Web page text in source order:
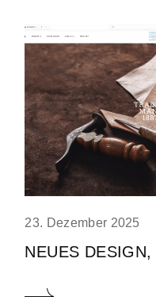
23. Dezember 2025
NEUES